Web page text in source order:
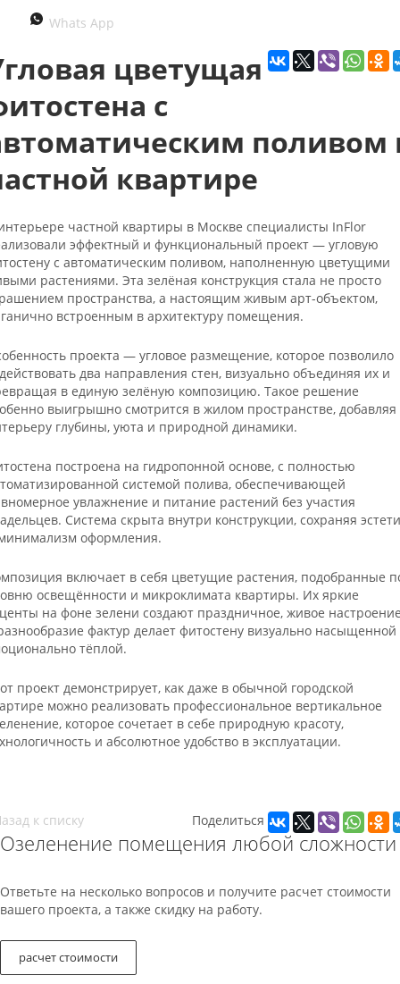
Whats App
цветущая
с
поливом
квартире
частной квартиры в Москве специалисты InFlor
эффектный и функциональный проект — угловую
с автоматическим поливом, наполненную цветущими
растениями. Эта зелёная конструкция стала не просто
пространства, а настоящим живым арт-объектом,
встроенным в архитектуру помещения.
проекта — угловое размещение, которое позволило
два направления стен, визуально объединяя их и
в единую зелёную композицию. Такое решение
выигрышно смотрится в жилом пространстве, добавляя
глубины, уюта и природной динамики.
построена на гидропонной основе, с полностью
системой полива, обеспечивающей
увлажнение и питание растений без участия
Система скрыта внутри конструкции, сохраняя
оформления.
включает в себя цветущие растения, подобранные
освещённости и микроклимата квартиры. Их яркие
на фоне зелени создают праздничное, живое
фактур делает фитостену визуально насыщенной
тёплой.
проект демонстрирует, как даже в обычной городской
можно реализовать профессиональное вертикальное
которое сочетает в себе природную красоту,
и абсолютное удобство в эксплуатации.
Поделиться
к списку
Озеленение помещения любой сложности
Ответьте на несколько вопросов и получите расчет стоимости
вашего проекта, а также скидку на работу.
расчет стоимости